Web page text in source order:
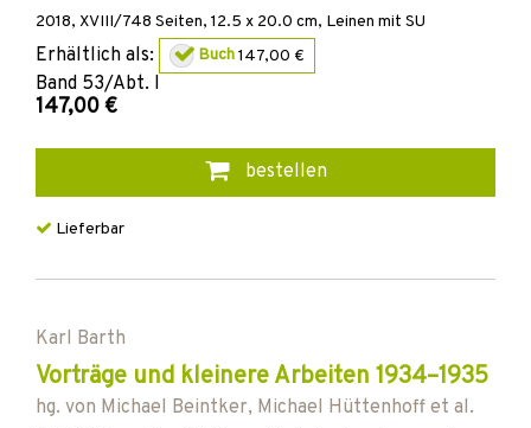
2018, XVIII/748 Seiten, 12.5 x 20.0 cm, Leinen mit SU
Erhältlich als: Buch147,00 €
Band 53/Abt. I
147,00 €
bestellen
Lieferbar
Karl Barth
Vorträge und kleinere Arbeiten 1934–1935
hg. von Michael Beintker, Michael Hüttenhoff et al.